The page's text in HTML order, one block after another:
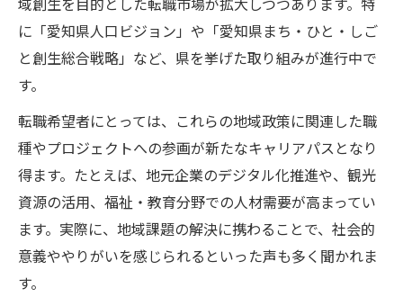
に「愛知県人口ビジョン」や「愛知県まち・ひと・しご
と創生総合戦略」など、県を挙げた取り組みが進行中で
す。
転職希望者にとっては、これらの地域政策に関連した職
種やプロジェクトへの参画が新たなキャリアパスとなり
得ます。たとえば、地元企業のデジタル化推進や、観光
資源の活用、福祉・教育分野での人材需要が高まってい
ます。実際に、地域課題の解決に携わることで、社会的
意義ややりがいを感じられるといった声も多く聞かれま
す。